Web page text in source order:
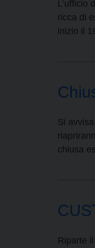
L’ufficio
ricca di
inizio il
Si
chiusa
Riparte